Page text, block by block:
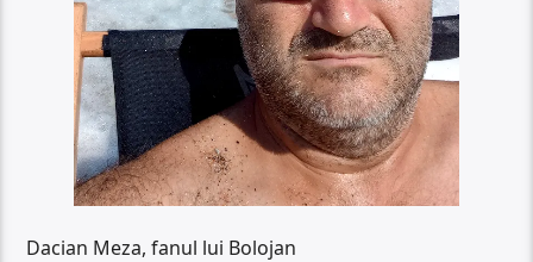
Dacian Meza, fanul lui Bolojan